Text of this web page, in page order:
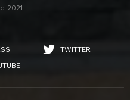
2021
TWITTER